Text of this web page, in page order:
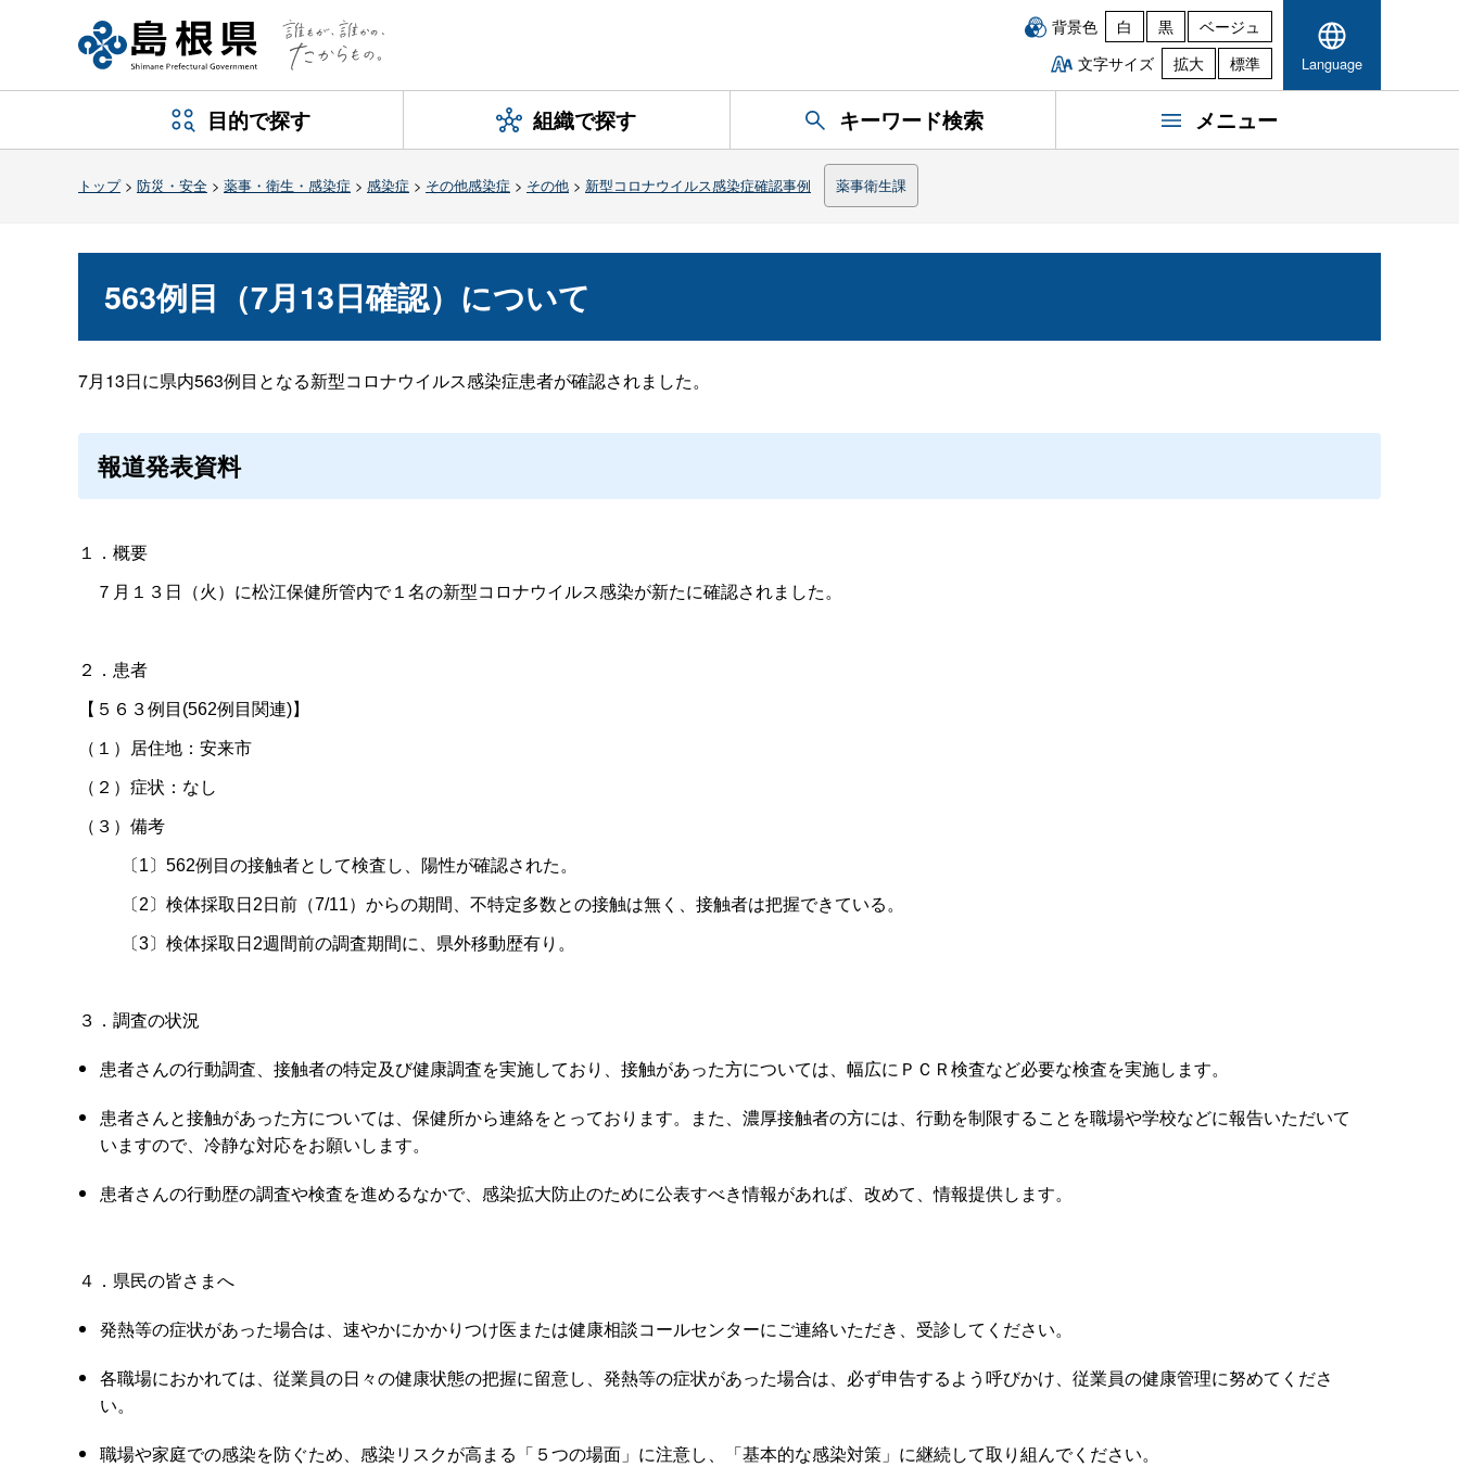
背景色 白 黒
ベージュ
文字サイズ
拡大 標準 Language
目的で探す 組織で探す キーワード検索 メニュー
トップ> 防災・安全 > 薬事・衛生・感染症 > 感染症 > その他感染症 > その他 > 新型コロナウイルス感染症確認事例 薬事衛生課
563例目（7月13日確認）について
7月13日に県内563例目となる新型コロナウイルス感染症患者が確認されました。
報道発表資料
１．概要
７月１３日（火）に松江保健所管内で１名の新型コロナウイルス感染が新たに確認されました。
２．患者
【５６３例目 (562例目関連)】
（１）居住地：安来市
（２）症状：なし
（３）備考
〔 1 〕 562例目の接触者として検査し、陽性が確認された。
〔 2 〕検体採取日 2 日前（7/11）からの期間、不特定多数との接触は無く、接触者は把握できている。
〔3〕検体採取日 2週間前の調査期間に、県外移動歴有り。
３．調査の状況
患者さんの行動調査、接触者の特定及び健康調査を実施しており、接触があった方については、幅広にＰＣＲ検査など必要な検査を実施します。
患者さんと接触があった方については、保健所から連絡をとっております。また、濃厚接触者の方には、行動を制限することを職場や学校などに報告いただいて
いますので、冷静な対応をお願いします。
患者さんの行動歴の調査や検査を進めるなかで、感染拡大防止のために公表すべき情報があれば、改めて、情報提供します。
４．県民の皆さまへ
発熱等の症状があった場合は、速やかにかかりつけ医または健康相談コールセンターにご連絡いただき、受診してください。
各職場におかれては、従業員の日々の健康状態の把握に留意し、発熱等の症状があった場合は、必ず申告するよう呼びかけ、従業員の健康管理に努めてくださ
い。
職場や家庭での感染を防ぐため、感染リスクが高まる「５つの場面」に注意し、「基本的な感染対策」に継続して取り組んでください。